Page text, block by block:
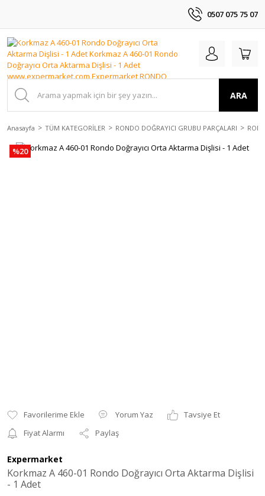
0507 075 75 07
ARA
Anasayfa TÜM KATEGORİLER RONDO DOĞRAYICI GRUBU PARÇALARI
%20
Yorum Yaz
Tavsiye Et
Fiyat Alarmı
Paylaş
Expermarket
Korkmaz A 460-01 Rondo Doğrayıcı Orta Aktarma Dişlisi
- 1 Adet